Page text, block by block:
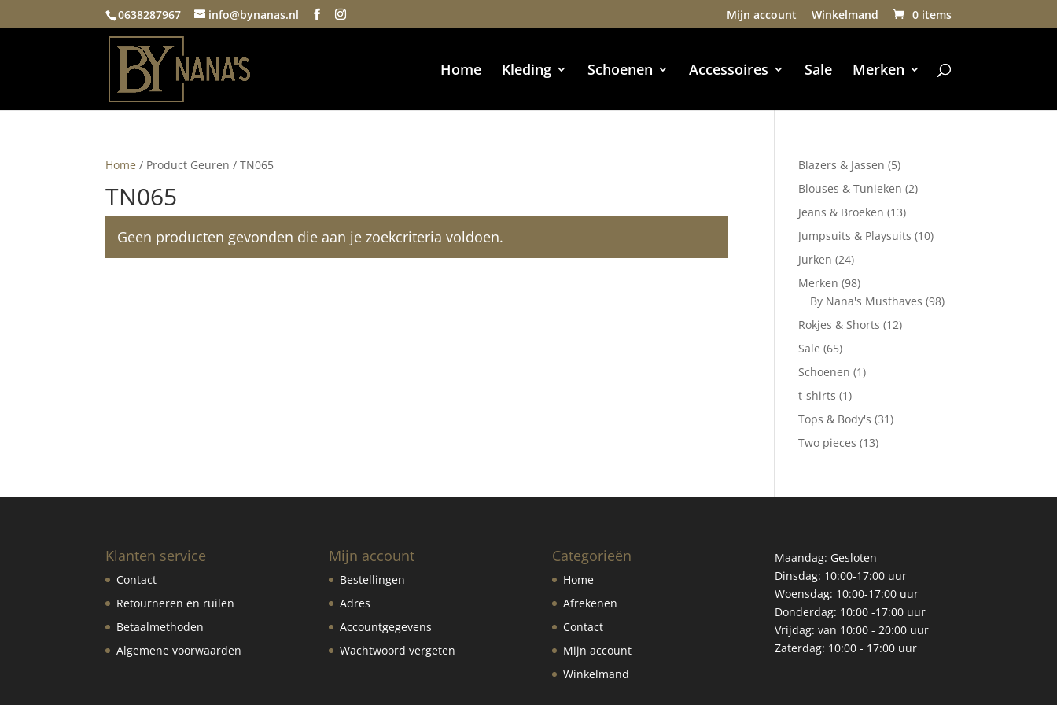
0638287967 info@bynanas.nl Mijn account Winkelmand 0 items
Home Kleding Schoenen Accessoires Sale Merken
Home / Product Geuren / TN065
TN065
Geen producten gevonden die aan je zoekcriteria voldoen.
Blazers & Jassen 55
producten
Blouses & Tunieken 22
Jeans & Broeken 1313
producten
Jumpsuits & Playsuits 1010
Jurken 2424
producten
Merken 9898
producten
By Nana's Musthaves 9898
Rokjes & Shorts 1212
Sale 6565
producten
Schoenen 11
t-shirts 11
product
Tops & Body's 3131
Two pieces 1313
Klanten service
Contact
Retourneren en ruilen
Betaalmethoden
Algemene voorwaarden
Mijn account
Bestellingen
Adres
Accountgegevens
Wachtwoord vergeten
Categorieën
Home
Afrekenen
Contact
Mijn account
Winkelmand
Maandag: Gesloten
Dinsdag: 10:00-17:00 uur
Woensdag: 10:00-17:00 uur
Donderdag: 10:00 -17:00 uur
Vrijdag: van 10:00 - 20:00 uur
Zaterdag: 10:00 - 17:00 uur